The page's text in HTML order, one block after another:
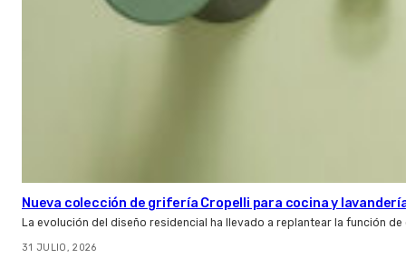
Nueva colección de grifería Cropelli para cocina y
La evolución del diseño residencial ha llevado a replantear la función
31 JULIO, 2026